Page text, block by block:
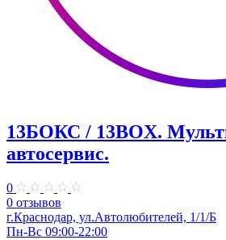
13БОКС / 13BOX.
автосервис.
0
0 отзывов
г.Краснодар, ул.Автолюбителей, 1/1/Б
Пн-Вс 09:00-22:00